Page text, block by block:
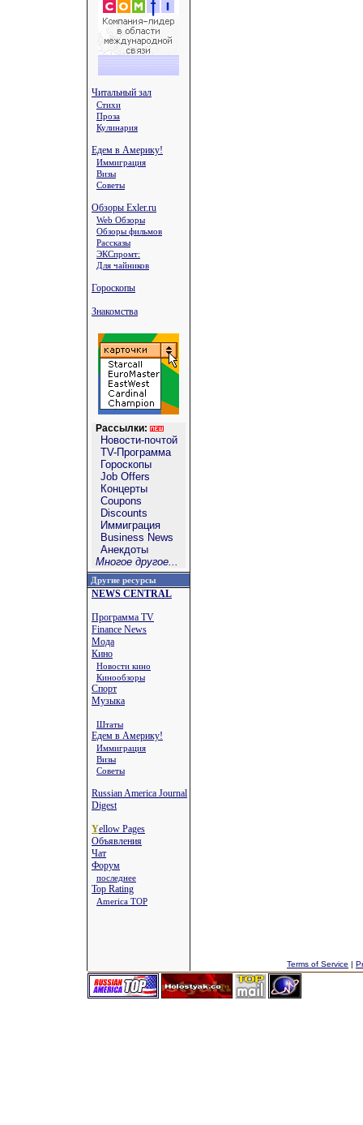
Читальный зал
Стихи
Проза
Кулинария
Едем в Америку!
Иммиграция
Визы
Советы
Обзоры Exler.ru
Web Обзоры
Обзоры фильмов
Рассказы
ЭКСпромт:
Для чайников
Гороскопы
Знакомства
Рассылки:
Новости-почтой
TV-Программа
Гороскопы
Job Offers
Концерты
Coupons
Discounts
Иммиграция
Business News
Анекдоты
Многое другое...
Другие ресурсы
NEWS CENTRAL
Программа TV
Finance News
Мода
Кино
Новости кино
Кинообзоры
Спорт
Музыка
Штаты
Едем в Америку!
Иммиграция
Визы
Советы
Russian America Journal
Digest
Yellow Pages
Объявления
Чат
Форум
последнее
Top Rating
America TOP
Terms of Service |